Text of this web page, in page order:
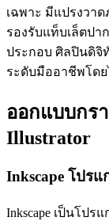
เฉพาะ มีแปรงวา
รองรับแท็บเล็ตปา
ประกอบ ศิลปินดิจิ
ระดับมืออาชีพโดย
ออกแบบกร
Illustrator
Inkscape โปร
Inkscape เป็นโปร